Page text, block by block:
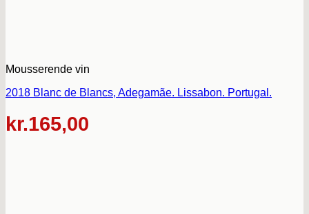
Mousserende vin
2018 Blanc de Blancs, Adegamãe. Lissabon. Portugal.
kr.165,00